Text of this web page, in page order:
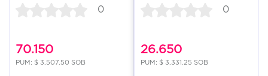
0
70.150
PUM: $ 3,507.50 SOB
0
26.650
PUM: $ 3,331.25 SOB